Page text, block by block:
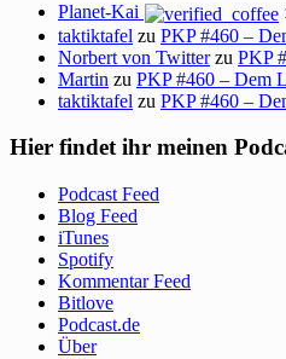
Planet-Kai
taktiktafel zu PKP #460 –
Norbert von Twitterzu PKP
Martin zu PKP #460 – Dem
taktiktafel zu PKP #460 –
Hier findet ihr meinen
Podcast Feed
Blog Feed
iTunes
Spotify
Kommentar Feed
Bitlove
Podcast.de
Über